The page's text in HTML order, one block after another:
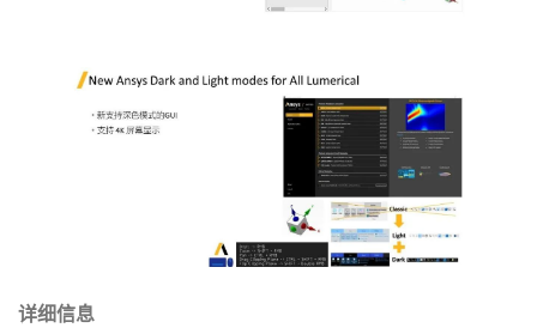
详细信息